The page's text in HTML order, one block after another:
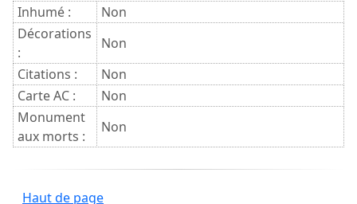
Inhumé :
Non
Décorations
:
Non
Citations :
Non
Carte AC :
Non
Monument
aux morts :
Non
Haut de page